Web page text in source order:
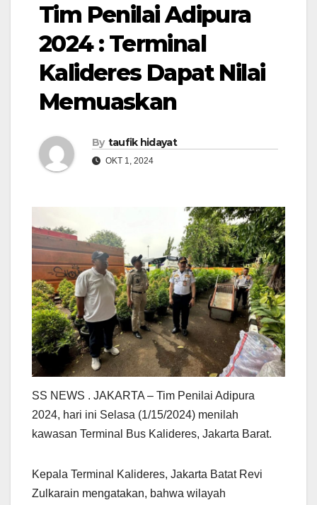
Tim Penilai Adipura
2024 : Terminal
Kalideres Dapat Nilai
Memuaskan
By taufik hidayat
OKT 1, 2024
SS NEWS . JAKARTA – Tim Penilai Adipura
2024, hari ini Selasa (1/15/2024) menilah
kawasan Terminal Bus Kalideres, Jakarta Barat.
Kepala Terminal Kalideres, Jakarta Batat Revi
Zulkarain mengatakan, bahwa wilayah